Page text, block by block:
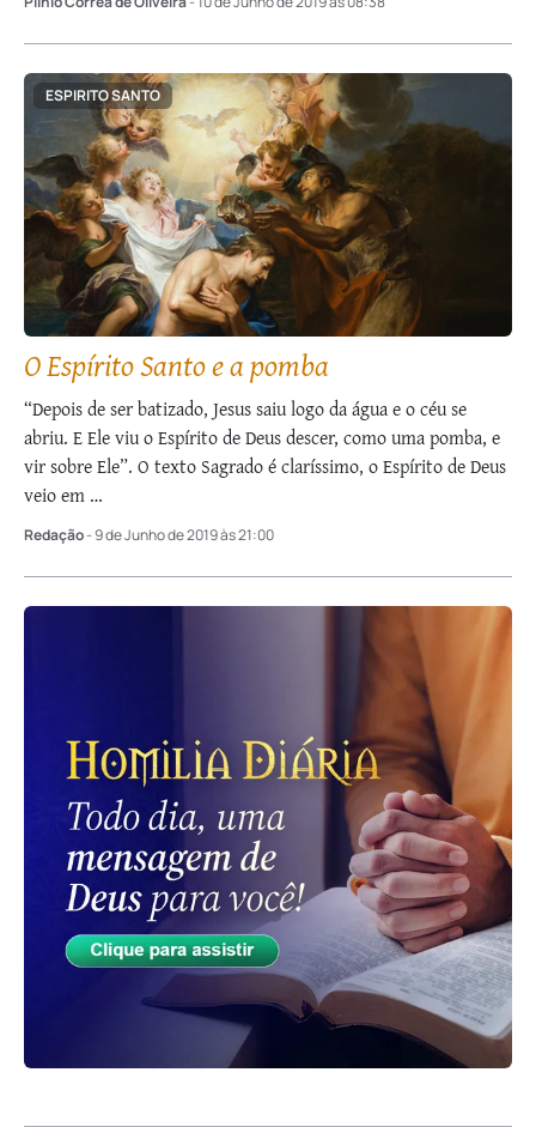
ESPIRITO SANTO
O Espírito Santo e a pomba
“Depois de ser batizado, Jesus saiu logo da água e o céu se
abriu. E Ele viu o Espírito de Deus descer, como uma pomba, e
vir sobre Ele”. O texto Sagrado é claríssimo, o Espírito de Deus
veio em …
Redação- 9 de Junho de 2019 às 21:00